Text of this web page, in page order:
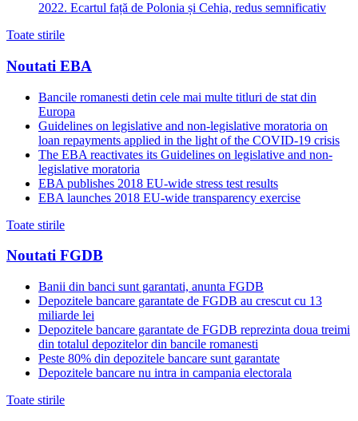
2022. Ecartul față de Polonia și Cehia, redus semnificativ
Toate stirile
Noutati EBA
Bancile romanesti detin cele mai multe titluri de stat din
Europa
Guidelines on legislative and non-legislative moratoria on
loan repayments applied in the light of the COVID-19 crisis
The EBA reactivates its Guidelines on legislative and non-
legislative moratoria
EBA publishes 2018 EU-wide stress test results
EBA launches 2018 EU-wide transparency exercise
Toate stirile
Noutati FGDB
Banii din banci sunt garantati, anunta FGDB
Depozitele bancare garantate de FGDB au crescut cu 13
miliarde lei
Depozitele bancare garantate de FGDB reprezinta doua treimi
din totalul depozitelor din bancile romanesti
Peste 80% din depozitele bancare sunt garantate
Depozitele bancare nu intra in campania electorala
Toate stirile